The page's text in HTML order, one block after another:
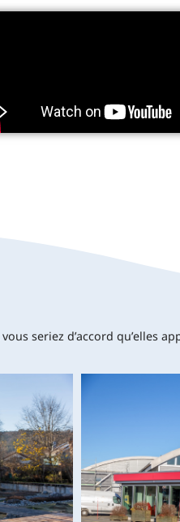
seriez d’accord qu’elles